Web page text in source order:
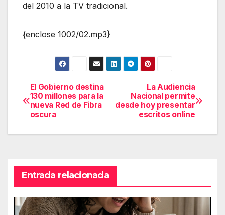
del 2010 a la TV tradicional.
{enclose 1002/02.mp3}
Navegación
de
entradas
La Audiencia
Nacional permite
desde hoy presentar
escritos online
El Gobierno destina
130 millones para la
nueva Red de Fibra
oscura
Entrada relacionada